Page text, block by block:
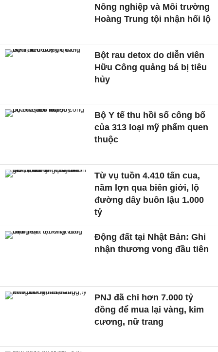
Nông nghiệp và Môi trường
Hoàng Trung tội nhận hối lộ
Bột rau detox do diễn viên
Hữu Công quảng bá bị tiêu
hủy
Bộ Y tế thu hồi số công bố
của 313 loại mỹ phẩm quen
thuộc
Từ vụ tuồn 4.410 tấn cua,
nầm lợn qua biên giới, lộ
đường dây buôn lậu 1.000
tỷ
Động đất tại Nhật Bản: Ghi
nhận thương vong đầu tiên
PNJ đã chi hơn 7.000 tỷ
đồng để mua lại vàng, kim
cương, nữ trang